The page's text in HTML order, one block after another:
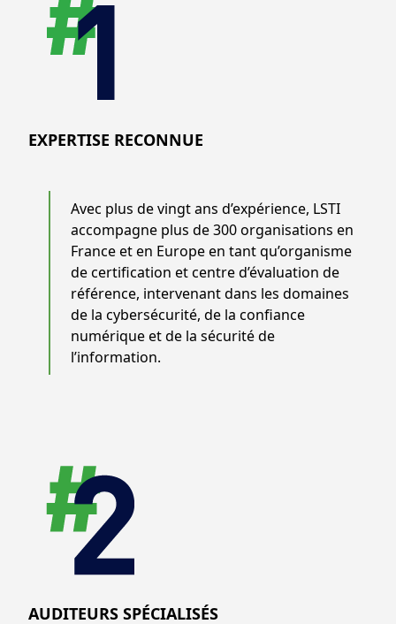
EXPERTISE RECONNUE
Avec plus de vingt ans d’expérience, LSTI
accompagne plus de 300 organisations en
France et en Europe en tant qu’organisme
de certification et centre d’évaluation de
référence, intervenant dans les domaines
de la cybersécurité, de la confiance
numérique et de la sécurité de
l’information.
AUDITEURS SPÉCIALISÉS